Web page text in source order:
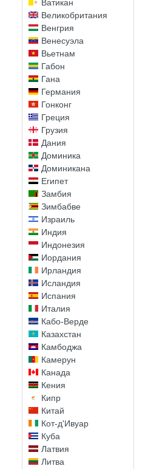
Ватикан
Великобритания
Венгрия
Венесуэла
Вьетнам
Габон
Гана
Германия
Гонконг
Греция
Грузия
Дания
Доминика
Доминикана
Египет
Замбия
Зимбабве
Израиль
Индия
Индонезия
Иордания
Ирландия
Исландия
Испания
Италия
Кабо-Верде
Казахстан
Камбоджа
Камерун
Канада
Кения
Кипр
Китай
Кот-д'Ивуар
Куба
Латвия
Литва